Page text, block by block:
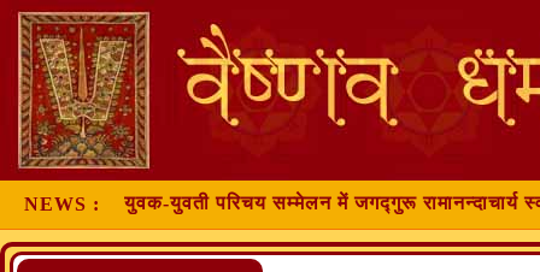
NEWS : युवक-युवती परिचय सम्मेलन में जगद्गुरू रामानन्दाचार्य